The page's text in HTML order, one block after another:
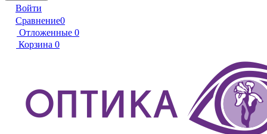
Войти
Сравнение0
Отложенные 0
Корзина 0